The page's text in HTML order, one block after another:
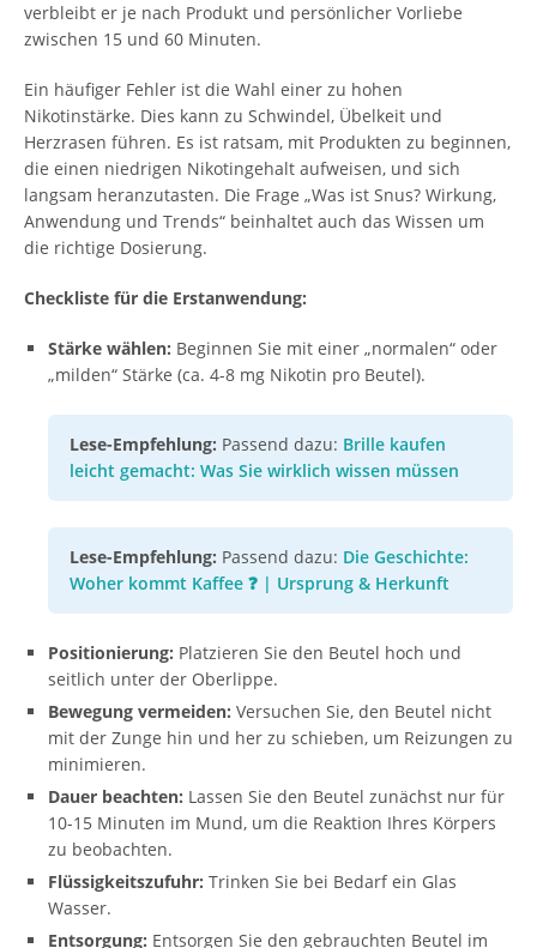
verbleibt er je nach Produkt und persönlicher Vorliebe
zwischen 15 und 60 Minuten.
Ein häufiger Fehler ist die Wahl einer zu hohen
Nikotinstärke. Dies kann zu Schwindel, Übelkeit und
Herzrasen führen. Es ist ratsam, mit Produkten zu beginnen,
die einen niedrigen Nikotingehalt aufweisen, und sich
langsam heranzutasten. Die Frage „Was ist Snus? Wirkung,
Anwendung und Trends“ beinhaltet auch das Wissen um
die richtige Dosierung.
Checkliste für die Erstanwendung:
Stärke wählen: Beginnen Sie mit einer „normalen“ oder
„milden“ Stärke (ca. 4-8 mg Nikotin pro Beutel).
Lese-Empfehlung: Passend dazu: Brille kaufen
leicht gemacht: Was Sie wirklich wissen müssen
Lese-Empfehlung: Passend dazu: Die Geschichte:
Woher kommt Kaffee ❓ | Ursprung & Herkunft
Positionierung: Platzieren Sie den Beutel hoch und
seitlich unter der Oberlippe.
Bewegung vermeiden: Versuchen Sie, den Beutel nicht
mit der Zunge hin und her zu schieben, um Reizungen zu
minimieren.
Dauer beachten: Lassen Sie den Beutel zunächst nur für
10-15 Minuten im Mund, um die Reaktion Ihres Körpers
zu beobachten.
Flüssigkeitszufuhr: Trinken Sie bei Bedarf ein Glas
Wasser.
Entsorgung: Entsorgen Sie den gebrauchten Beutel im